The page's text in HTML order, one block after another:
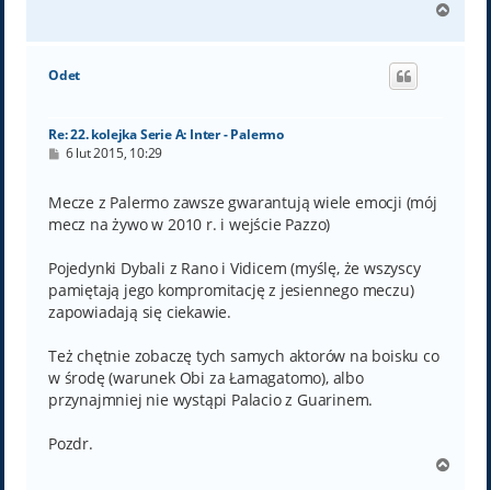
g
Odet
Re: 22. kolejka Serie A: Inter - Palermo
P
t
6 lut 2015, 10:29
Mecze z Palermo zawsze gwarantują wiele emocji (mój
mecz na żywo w 2010 r. i wejście Pazzo)
Pojedynki Dybali z Rano i Vidicem (myślę, że wszyscy
pamiętają jego kompromitację z jesiennego meczu)
zapowiadają się ciekawie.
Też chętnie zobaczę tych samych aktorów na boisku co
w środę (warunek Obi za Łamagatomo), albo
przynajmniej nie wystąpi Palacio z Guarinem.
Pozdr.